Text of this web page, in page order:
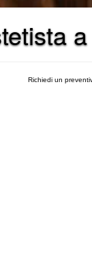
Richiedi un